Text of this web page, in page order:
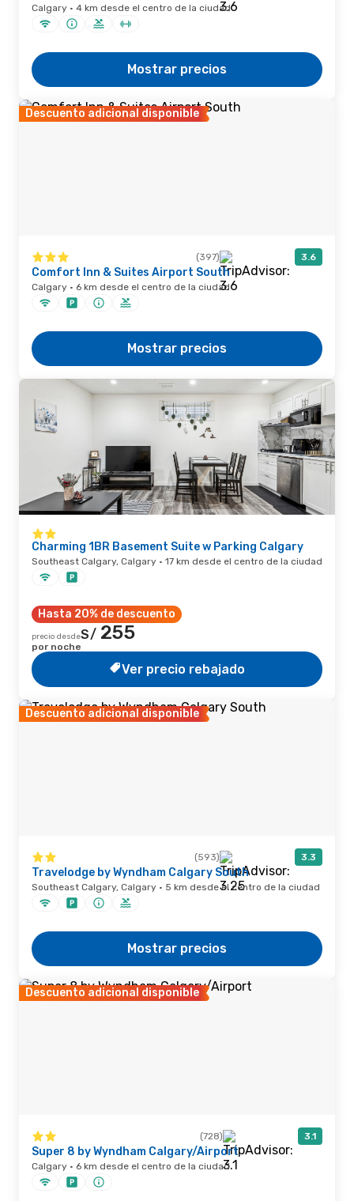
Calgary · 4 km desde el centro de la ciudad
Mostrar precios
Descuento adicional disponible
(397) 3.6
Comfort Inn & Suites Airport South
Calgary · 6 km desde el centro de la ciudad
Mostrar precios
Charming 1BR Basement Suite w Parking Calgary
Southeast Calgary, Calgary · 17 km desde el centro de la ciudad
Hasta 20% de descuento
precio desdeS/ 255
por noche
Ver precio rebajado
Descuento adicional disponible
(593) 3.3
Travelodge by Wyndham Calgary South
Southeast Calgary, Calgary · 5 km desde el centro de la ciudad
Mostrar precios
Descuento adicional disponible
(728) 3.1
Super 8 by Wyndham Calgary/Airport
Calgary · 6 km desde el centro de la ciudad